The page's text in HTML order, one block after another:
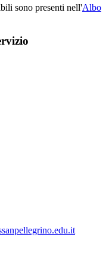
sono presenti nell'Albo